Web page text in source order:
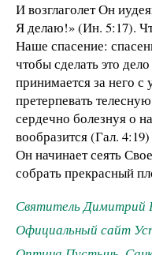
И возглаголет Он
Я делаю!» (Ин. 5:17).
Наше спасение:
чтобы сделать это
принимается за него с
претерпевать
сердечно болезнуя о
вообразится (Гал.
Он начинает сеять
собрать прекрасный
Святитель Димитрий
Официальный сайт